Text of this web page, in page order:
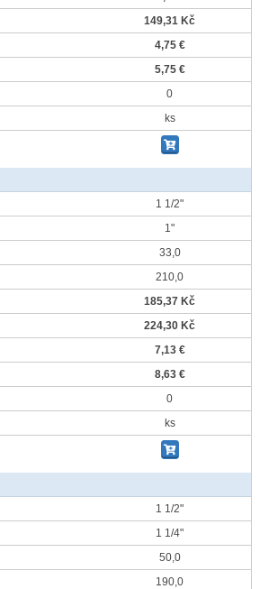
149,31 Kč
4,75 €
5,75 €
0
ks
1 1/2"
1"
33,0
210,0
185,37 Kč
224,30 Kč
7,13 €
8,63 €
0
ks
1 1/2"
1 1/4"
50,0
190,0